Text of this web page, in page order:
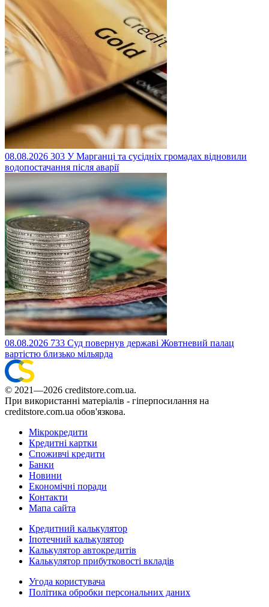
08.08.2026 303 У Марганці та сусідніх громадах відновили
водопостачання після аварії
08.08.2026 733 Суд повернув державі Жовтневий палац
вартістю близько мільярда
© 2021—2026 creditstore.com.ua.
При використанні матеріалів - гіперпосилання на
creditstore.com.ua обов'язкова.
Мікрокредити
Кредитні картки
Споживчі кредити
Банки
Новини
Економічні поради
Контакти
Мапа сайта
Кредитний калькулятор
Іпотечний калькулятор
Калькулятор автокредитів
Калькулятор прибутковості вкладів
Угода користувача
Політика обробки персональних даних